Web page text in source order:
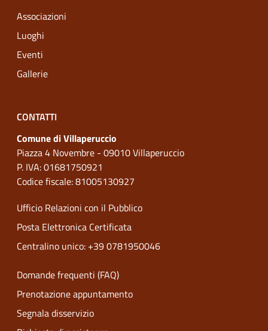
Associazioni
Luoghi
Eventi
Gallerie
CONTATTI
Comune di Villaperuccio
Piazza 4 Novembre - 09010 Villaperuccio
P. IVA: 01681750921
Codice fiscale: 81005130927
Ufficio Relazioni con il Pubblico
Posta Elettronica Certificata
Centralino unico: +39 0781950046
Domande frequenti (FAQ)
Prenotazione appuntamento
Segnala disservizio